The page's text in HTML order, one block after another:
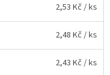
2,53 Kč / ks
2,48 Kč / ks
2,43 Kč / ks